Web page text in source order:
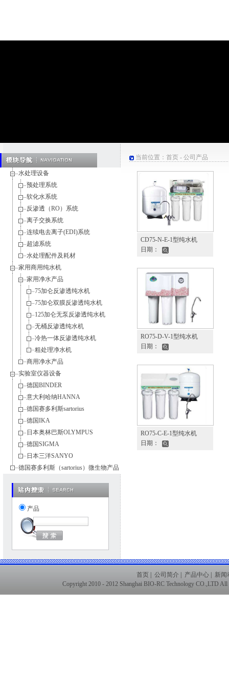
水处理设备
预处理系统
软化水系统
反渗透（RO）系统
离子交换系统
连续电去离子(EDI)系统
超滤系统
水处理配件及耗材
家用商用纯水机
家用净水产品
75加仑反渗透纯水机
75加仑双膜反渗透纯水机
125加仑无泵反渗透纯水机
无桶反渗透纯水机
冷热一体反渗透纯水机
粗处理净水机
商用净水产品
实验室仪器设备
德国BINDER
意大利哈纳HANNA
德国赛多利斯sartorius
德国IKA
日本奥林巴斯OLYMPUS
德国SIGMA
日本三洋SANYO
德国赛多利斯（sartorius）微生物产品
产品
当前位置： 首页 - 公司产品
CD75-N-E-1型纯水机
日期：
RO75-D-V-1型纯水机
日期：
RO75-C-E-1型纯水机
日期：
首页 公司简介 产品中心
新闻
Copyright 2010 - 2012 Shanghai BIO-RC Technology CO.,LTD